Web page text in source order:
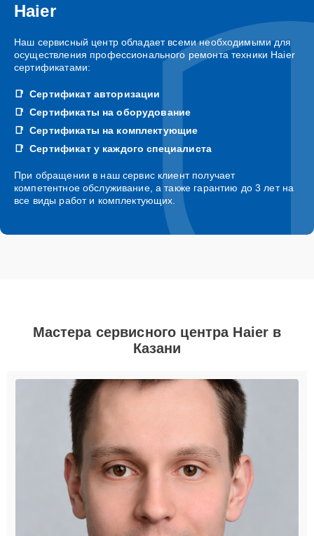
Haier
Наш сервисный центр обладает всеми необходимыми для
осуществления профессионального ремонта техники Haier
сертификатами:
Сертификат авторизации
Сертификаты на оборудование
Сертификаты на комплектующие
Сертификат у каждого специалиста
При обращении в наш сервис клиент получает
компетентное обслуживание, а также гарантию до 3 лет на
все виды работ и комплектующих.
Мастера сервисного центра Haier в
Казани